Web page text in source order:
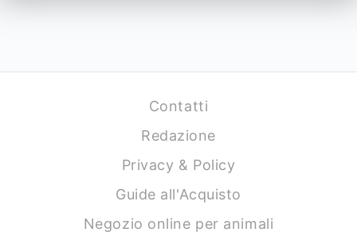
Contatti
Redazione
Privacy & Policy
Guide all'Acquisto
Negozio online per animali